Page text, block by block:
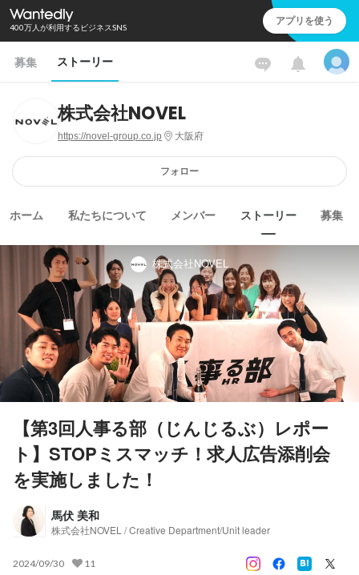
400万人が利用するビジネスSNS アプリを使う
募集 ストーリー
株式会社NOVEL
https://novel-group.co.jp 大阪府
フォロー
ホーム 私たちについて メンバー ストーリー 募集
株式会社NOVEL
【第3回人事る部（じんじるぶ）レポー
ト】STOPミスマッチ！求人広告添削会
を実施しました！
馬伏 美和
株式会社NOVEL / Creative Department/Unit leader
2024/09/30 11